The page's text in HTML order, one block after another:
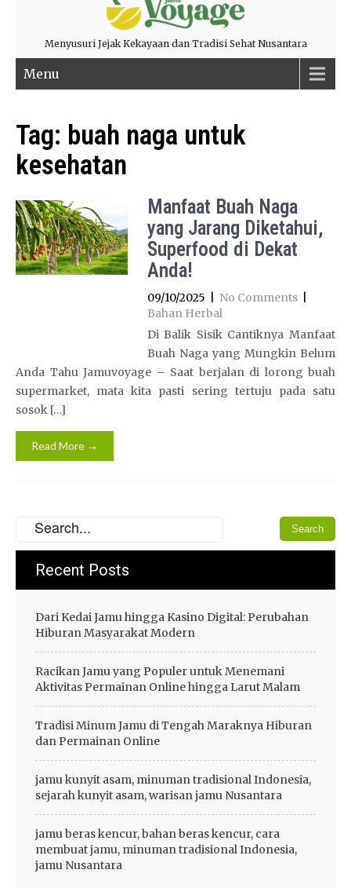
Menyusuri Jejak Kekayaan dan Tradisi Sehat Nusantara
Menu
Tag: buah naga untuk
kesehatan
Manfaat Buah Naga
yang Jarang Diketahui,
Superfood di Dekat
Anda!
09/10/2025 No Comments
Bahan Herbal
Di Balik Sisik Cantiknya Manfaat
Buah Naga yang Mungkin Belum
Anda Tahu Jamuvoyage – Saat berjalan di lorong buah
supermarket, mata kita pasti sering tertuju pada satu
sosok […]
Read More →
Recent Posts
Dari Kedai Jamu hingga Kasino Digital: Perubahan
Hiburan Masyarakat Modern
Racikan Jamu yang Populer untuk Menemani
Aktivitas Permainan Online hingga Larut Malam
Tradisi Minum Jamu di Tengah Maraknya Hiburan
dan Permainan Online
jamu kunyit asam, minuman tradisional Indonesia,
sejarah kunyit asam, warisan jamu Nusantara
jamu beras kencur, bahan beras kencur, cara
membuat jamu, minuman tradisional Indonesia,
jamu Nusantara